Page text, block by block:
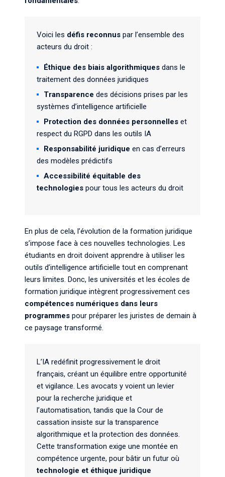
Voici les défis reconnus par l’ensemble des
acteurs du droit :
Éthique des biais algorithmiques dans le
traitement des données juridiques
Transparence des décisions prises par les
systèmes d’intelligence artificielle
Protection des données personnelles et
respect du RGPD dans les outils IA
Responsabilité juridique en cas d’erreurs
des modèles prédictifs
Accessibilité équitable des
technologies pour tous les acteurs du droit
En plus de cela, l’évolution de la formation juridique
s’impose face à ces nouvelles technologies. Les
étudiants en droit doivent apprendre à utiliser les
outils d’intelligence artificielle tout en comprenant
leurs limites. Donc, les universités et les écoles de
formation juridique intègrent progressivement ces
compétences numériques dans leurs
programmes pour préparer les juristes de demain à
ce paysage transformé.
L’IA redéfinit progressivement le droit
français, créant un équilibre entre opportunité
et vigilance. Les avocats y voient un levier
pour la recherche juridique et
l’automatisation, tandis que la Cour de
cassation insiste sur la transparence
algorithmique et la protection des données.
Cette transformation exige une montée en
compétence urgente, pour bâtir un futur où
technologie et éthique juridique